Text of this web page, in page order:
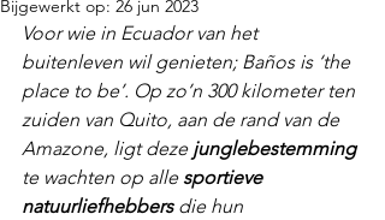
Bijgewerkt op: 26 jun 2023
Voor wie in Ecuador van het
buitenleven wil genieten; Baños is ‘the
place to be’. Op zo’n 300 kilometer ten
zuiden van Quito, aan de rand van de
Amazone, ligt deze junglebestemming
te wachten op alle sportieve
natuurliefhebbers die hun